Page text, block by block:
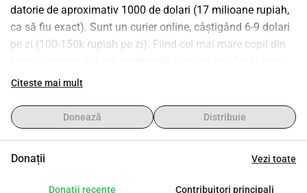
datorie de aproximativ 1000 de dolari (17 milioane rupiah,
ca să fiu exact). Sunt un curier online, câștigând 6-9 dolari
pe zi (100-150k rupiah pe zi). Fiind cel mai mare copil din
este profesor la o școală privată (aici, profesorii de școală
că abia reușește să plătească facturile pentru casa mamei.
Familia mea trăiește în 2 orașe separate, toate cu chirie
pentru școala surorii mele celei mici. Eu, fratele meu mai
Citeste mai mult
Donează Distribuie
Donații Vezi toate
Donații recente Contribuitori principali